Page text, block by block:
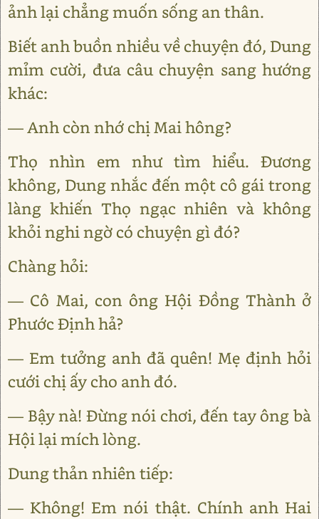
ảnh lại chẳng muốn sống an thân.
Biết anh buồn nhiều về chuyện đó, Dung
mỉm cười, đưa câu chuyện sang hướng
khác:
— Anh còn nhớ chị Mai hông?
Thọ nhìn em như tìm hiểu. Đương
không, Dung nhắc đến một cô gái trong
làng khiến Thọ ngạc nhiên và không
khỏi nghi ngờ có chuyện gì đó?
Chàng hỏi:
— Cô Mai, con ông Hội Đồng Thành ở
Phước Định hả?
— Em tưởng anh đã quên! Mẹ định hỏi
cưới chị ấy cho anh đó.
— Bậy nà! Đừng nói chơi, đến tay ông bà
Hội lại mích lòng.
Dung thản nhiên tiếp:
— Không! Em nói thật. Chính anh Hai